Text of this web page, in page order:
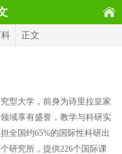
正文
型大学，前身为诗里拉皇家
域享有盛誉，教学与科研实
全国约65%的国际性科研出
研究所，提供226个国际课